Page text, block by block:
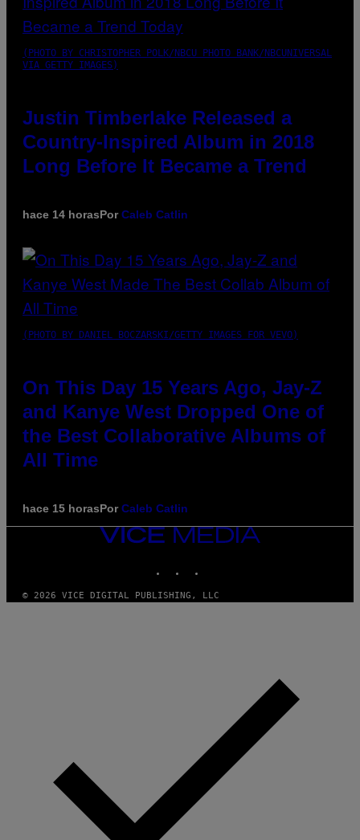
(PHOTO BY CHRISTOPHER POLK/NBCU PHOTO BANK/NBCUNIVERSAL
VIA GETTY IMAGES)
Justin Timberlake Released a
Country-Inspired Album in 2018
Long Before It Became a Trend
hace 14 horasPorCaleb Catlin
(PHOTO BY DANIEL BOCZARSKI/GETTY IMAGES FOR VEVO)
On This Day 15 Years Ago, Jay-Z
and Kanye West Dropped One of
the Best Collaborative Albums of
All Time
hace 15 horasPorCaleb Catlin
VICE
© 2026 VICE DIGITAL PUBLISHING, LLC